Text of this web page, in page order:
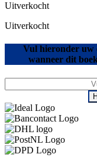
Uitverkocht
Uitverkocht
Vul hieronder uw
wanneer dit